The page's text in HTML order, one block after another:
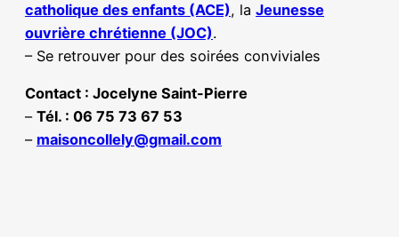
catholique des enfants (ACE), la Jeunesse
ouvrière chrétienne (JOC).
– Se retrouver pour des soirées conviviales
Contact : Jocelyne Saint-Pierre
– Tél. : 06 75 73 67 53
– maisoncollely@gmail.com